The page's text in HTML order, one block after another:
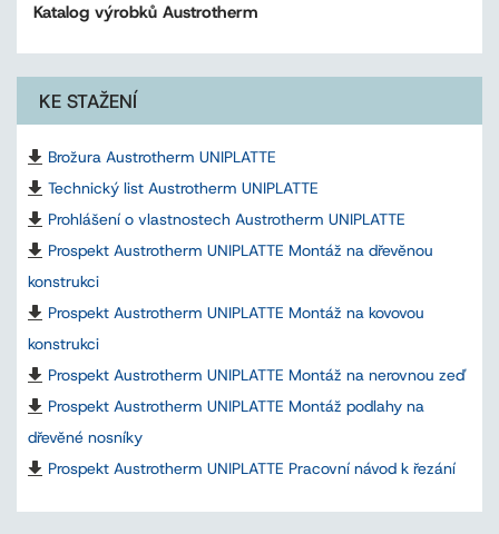
Katalog výrobků Austrotherm
KE STAŽENÍ
Brožura Austrotherm UNIPLATTE
Technický list Austrotherm UNIPLATTE
Prohlášení o vlastnostech Austrotherm UNIPLATTE
Prospekt Austrotherm UNIPLATTE Montáž na dřevěnou
konstrukci
Prospekt Austrotherm UNIPLATTE Montáž na kovovou
konstrukci
Prospekt Austrotherm UNIPLATTE Montáž na nerovnou zeď
Prospekt Austrotherm UNIPLATTE Montáž podlahy na
dřevěné nosníky
Prospekt Austrotherm UNIPLATTE Pracovní návod k řezání